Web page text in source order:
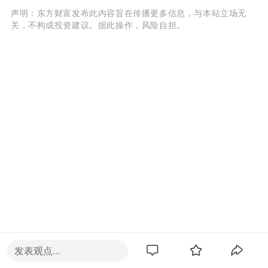
声明：东方财富发布此内容旨在传播更多信息，与本站立场无
关，不构成投资建议。据此操作，风险自担。
发表观点...